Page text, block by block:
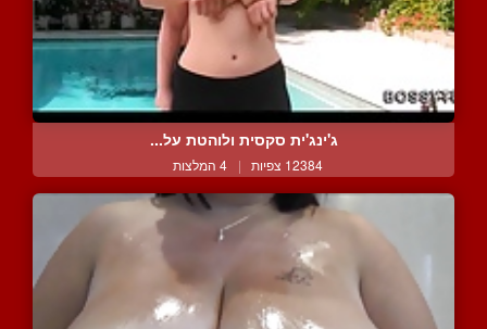
ג'ינג'ית סקסית ולוהטת על...
12384 צפיות | 4 המלצות